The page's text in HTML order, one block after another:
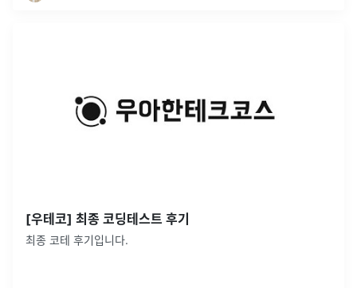
[우테코] 최종 코딩테스트 후기
최종 코테 후기입니다.